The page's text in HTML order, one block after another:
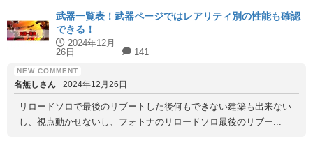
武器一覧表！武器ページではレアリティ別の性能も確認
できる！
2024年12月
26日
141
名無しさん 2024年12月26日
リロードソロで最後のリブートした後何もできない建築も出来ない
し、視点動かせないし、フォトナのリロードソロ最後のリブー...